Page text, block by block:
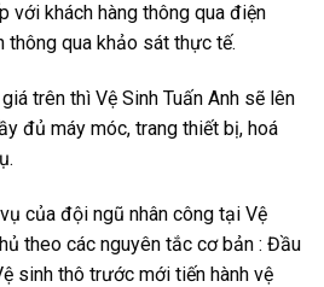
với khách hàng thông qua điện
thông qua khảo sát thực tế.
trên thì Vệ Sinh Tuấn Anh sẽ lên
đủ máy móc, trang thiết bị, hoá
của đội ngũ nhân công tại Vệ
theo các nguyên tắc cơ bản : Đầu
sinh thô trước mới tiến hành vệ